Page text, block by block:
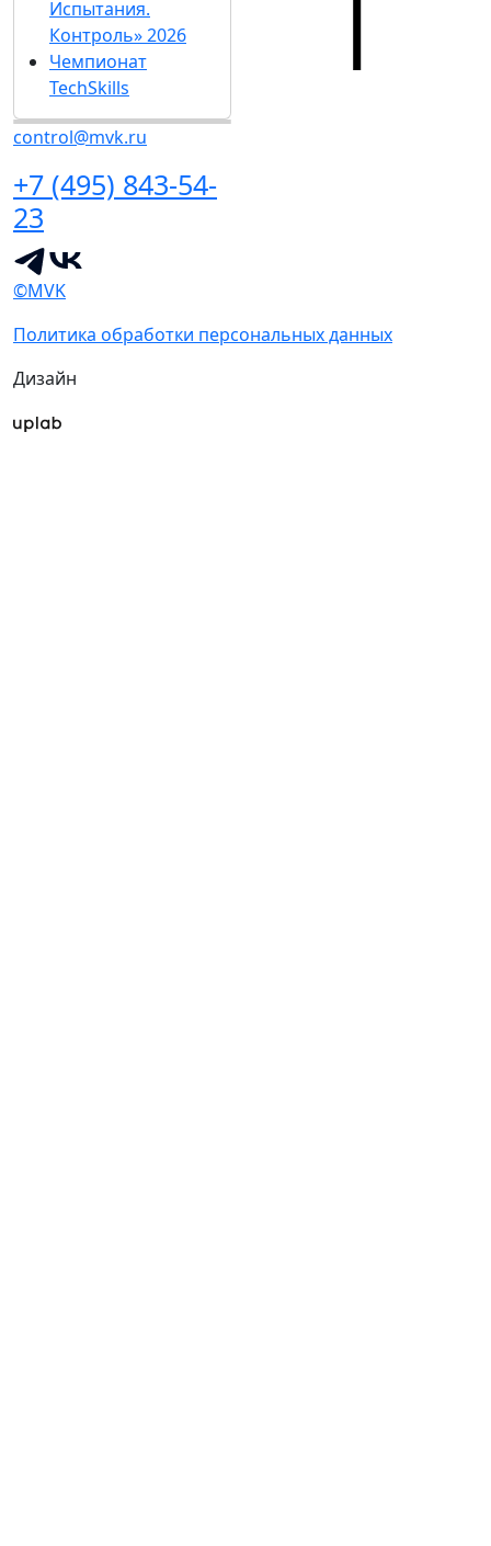
Испытания.
Контроль» 2026
Чемпионат
TechSkills
control@mvk.ru
+7 (495) 843-54-
23
©MVK
Политика обработки персональных данных
Дизайн